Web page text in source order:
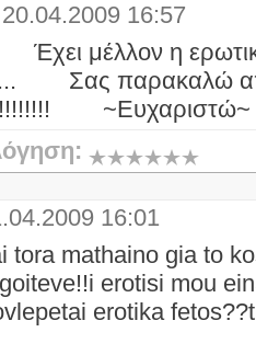
16:57
η ερωτική
Σας παρακαλώ
~Ευχαριστώ~
16:01
tora mathaino gia to
erotisi mou
erotika